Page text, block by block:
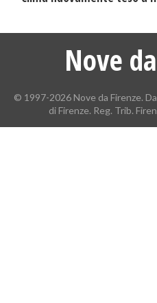
Nove
© 1997-2026 Nove da Firenze.
di Firenze. Reg. Trib.